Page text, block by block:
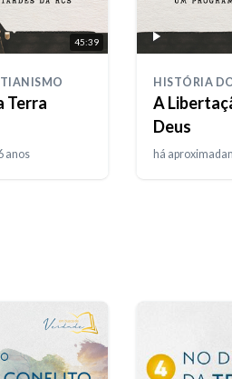
45:39
Terra
anos
HISTÓRIA
A
Deus
há